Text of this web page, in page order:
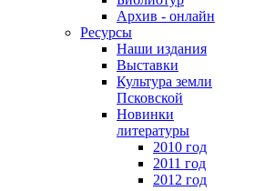
Архив - онлайн
Ресурсы
Наши издания
Выставки
Культура земли
Псковской
Новинки
литературы
2010 год
2011 год
2012 год